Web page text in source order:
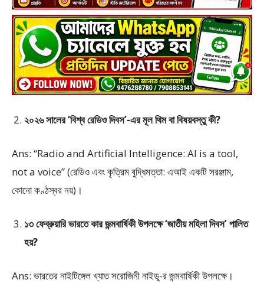
২০২৬ সালের ‘বিশ্ব রেডিও দিবস’-এর মূল থিম বা বিষয়বস্তু কী?
Ans: “Radio and Artificial Intelligence: AI is a tool,
not a voice” (রেডিও এবং কৃত্রিম বুদ্ধিমত্তা: এআই একটি সরঞ্জাম,
কোনো কণ্ঠস্বর নয়)।
১৩ ফেব্রুয়ারি ভারতে কার জন্মবার্ষিকী উপলক্ষে ‘জাতীয় মহিলা দিবস’ পালিত
হয়?
Ans: ভারতের নাইটিঙ্গেল খ্যাত সরোজিনী নাইডু-র জন্মবার্ষিকী উপলক্ষে।